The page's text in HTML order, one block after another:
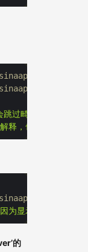
sinaapp
sinaapp
过畸形字符，而
释，也就是id
sinaapp
为显示点只有一处，
的